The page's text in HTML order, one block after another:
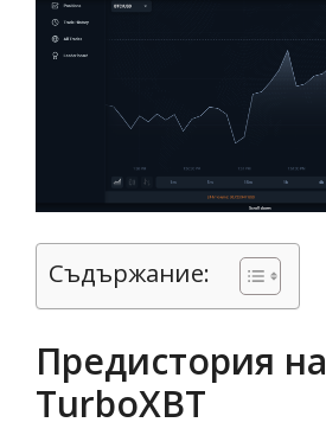
Съдържание:
Предистория на
TurboXBT